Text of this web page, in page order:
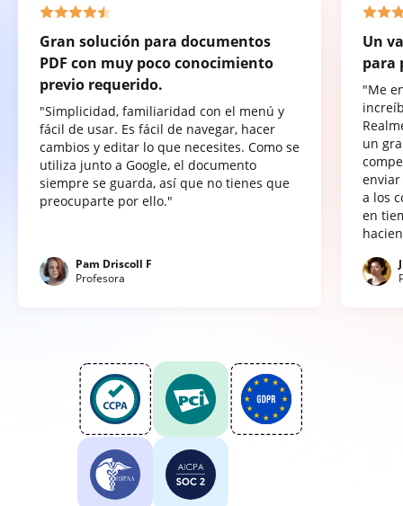
Gran solución para documentos
PDF con muy poco conocimiento
previo requerido.
"Simplicidad, familiaridad con el menú y
fácil de usar. Es fácil de navegar, hacer
cambios y editar lo que necesites. Como se
utiliza junto a Google, el documento
siempre se guarda, así que no tienes que
preocuparte por ello."
Pam Driscoll F
Profesora
Un
para
"Me
un
a los
en